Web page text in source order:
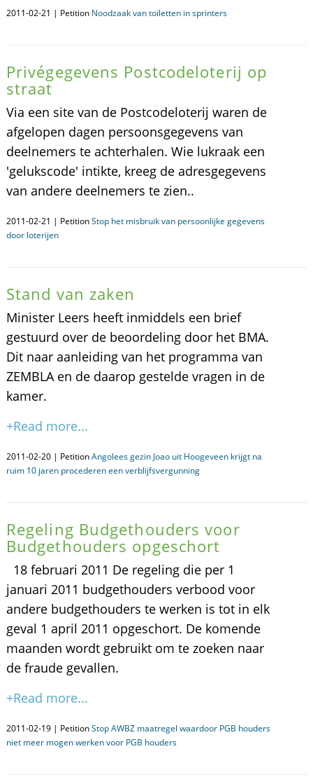
2011-02-21 | Petition Noodzaak van toiletten in sprinters
Privégegevens Postcodeloterij op
straat
Via een site van de Postcodeloterij waren de
afgelopen dagen persoonsgegevens van
deelnemers te achterhalen. Wie lukraak een
'gelukscode' intikte, kreeg de adresgegevens
van andere deelnemers te zien..
2011-02-21 | PetitionStop het misbruik van persoonlijke gegevens
door loterijen
Stand van zaken
Minister Leers heeft inmiddels een brief
gestuurd over de beoordeling door het BMA.
Dit naar aanleiding van het programma van
ZEMBLA en de daarop gestelde vragen in de
kamer.
+Read more...
2011-02-20 | PetitionAngolees gezin Joao uit Hoogeveen krijgt na
ruim 10 jaren procederen een verblijfsvergunning
Regeling Budgethouders voor
Budgethouders opgeschort
18 februari 2011 De regeling die per 1
januari 2011 budgethouders verbood voor
andere budgethouders te werken is tot in elk
geval 1 april 2011 opgeschort. De komende
maanden wordt gebruikt om te zoeken naar
de fraude gevallen.
+Read more...
2011-02-19 | PetitionStop AWBZ maatregel waardoor PGB houders
niet meer mogen werken voor PGB houders